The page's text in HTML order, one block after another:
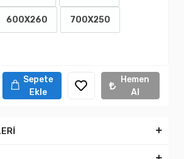
600X260 700X250
Sepete
Ekle
Hemen
Al